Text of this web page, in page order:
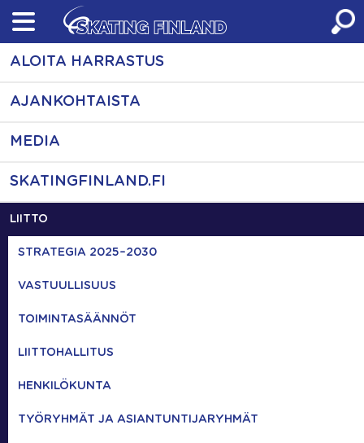
Skip
content
ALOITA HARRASTUS
AJANKOHTAISTA
MEDIA
SKATINGFINLAND.FI
LIITTO
STRATEGIA 2025–2030
VASTUULLISUUS
TOIMINTASÄÄNNÖT
LIITTOHALLITUS
HENKILÖKUNTA
TYÖRYHMÄT JA ASIANTUNTIJARYHMÄT